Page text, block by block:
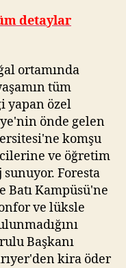
detaylar
ortamında
tüm
yapan özel
önde gelen
komşu
ve öğretim
Foresta
Batı Kampüsü'ne
ve lüksle
Başkanı
kira öder